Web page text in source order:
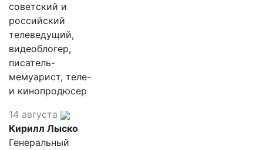
советский и
российский
телеведущий,
видеоблогер,
писатель-
мемуарист, теле-
и кинопродюсер
14 августа
Кирилл Лыско
Генеральный